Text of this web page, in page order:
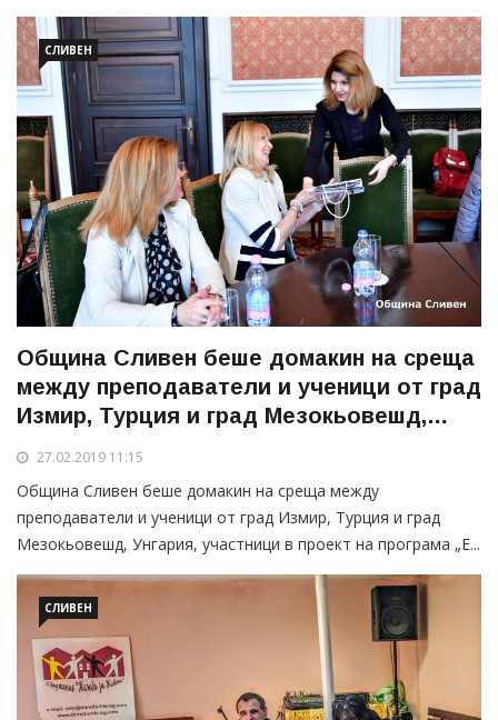
СЛИВЕН
Община Сливен беше домакин на среща
между преподаватели и ученици от град
Измир, Турция и град Мезокьовешд,
27.02.2019 11:15
Община Сливен беше домакин на среща между
преподаватели и ученици от град Измир, Турция и град
Мезокьовешд, Унгария, участници в проект на програма „Е...
СЛИВЕН